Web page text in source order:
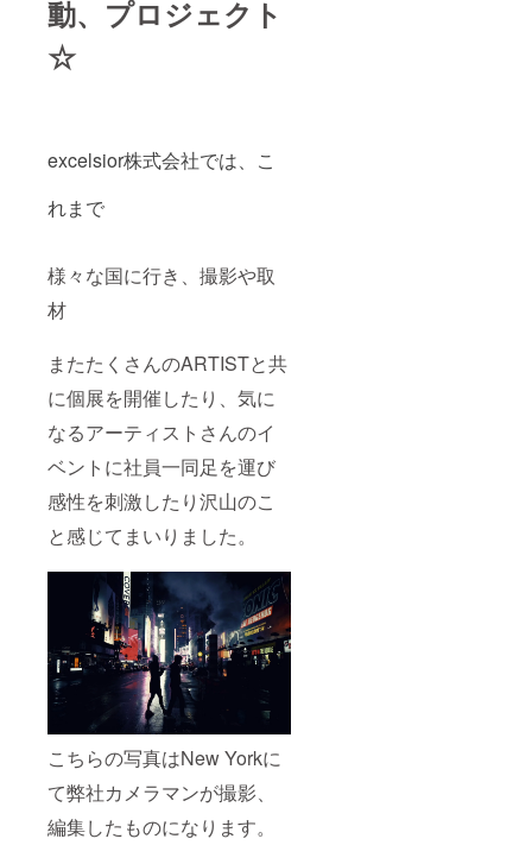
動、プロジェクト
☆
excelsior株式会社では、こ
れまで
様々な国に行き、撮影や取
材
またたくさんのARTISTと共
に個展を開催したり、気に
なるアーティストさんのイ
ベントに社員一同足を運び
感性を刺激したり沢山のこ
と感じてまいりました。
こちらの写真はNew Yorkに
て弊社カメラマンが撮影、
編集したものになります。